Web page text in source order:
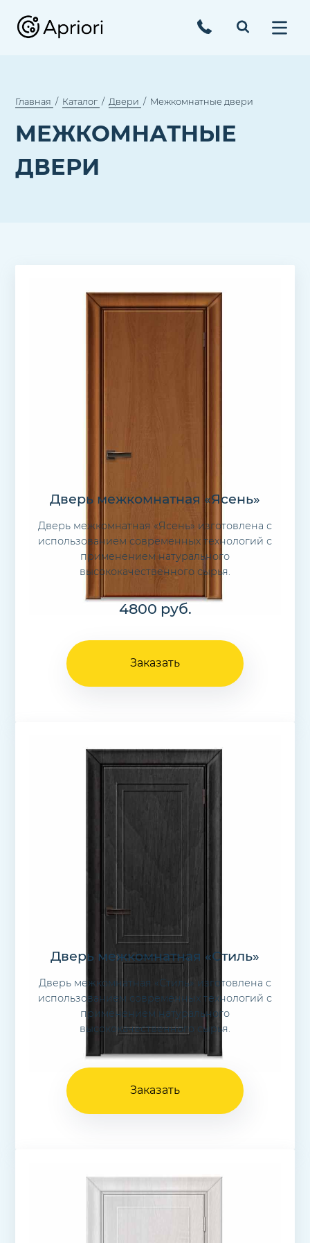
Главная Каталог Двери Межкомнатные двери
МЕЖКОМНАТНЫЕ
ДВЕРИ
Дверь межкомнатная «Ясень»
Дверь межкомнатная «Ясень» изготовлена с
использованием современных технологий с
применением натурального
высококачественного сырья.
4800 руб.
Заказать
Дверь межкомнатная «Стиль»
Дверь межкомнатная «Стиль» изготовлена с
использованием современных технологий с
применением натурального
высококачественного сырья.
Заказать